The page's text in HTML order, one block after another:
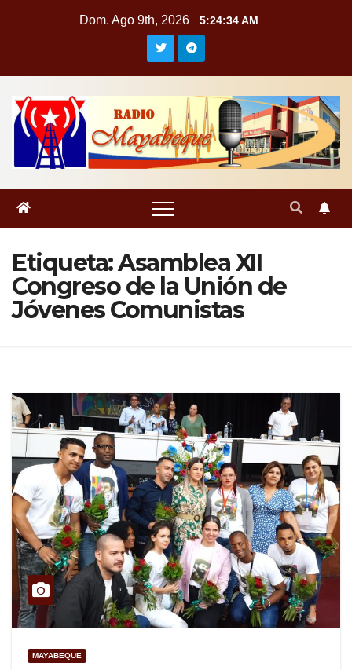
Dom. Ago 9th, 2026 5:24:34 AM
Etiqueta:Asamblea XII
Congreso de la Unión de
Jóvenes Comunistas
MAYABEQUE